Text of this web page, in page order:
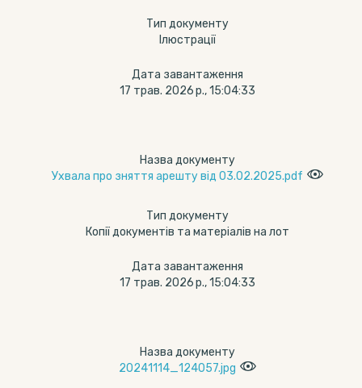
Тип документу
Ілюстрації
Дата завантаження
17 трав. 2026 р., 15:04:33
Назва документу
Ухвала про зняття арешту від 03.02.2025.pdf
Тип документу
Копії документів та матеріалів на лот
Дата завантаження
17 трав. 2026 р., 15:04:33
Назва документу
20241114_124057.jpg